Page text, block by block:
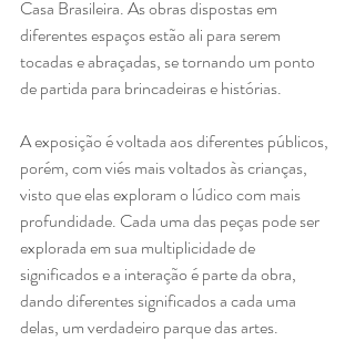
Casa Brasileira. As obras dispostas em
diferentes espaços estão ali para serem
tocadas e abraçadas, se tornando um ponto
de partida para brincadeiras e histórias.
A exposição é voltada aos diferentes públicos,
porém, com viés mais voltados às crianças,
visto que elas exploram o lúdico com mais
profundidade. Cada uma das peças pode ser
explorada em sua multiplicidade de
significados e a interação é parte da obra,
dando diferentes significados a cada uma
delas, um verdadeiro parque das artes.